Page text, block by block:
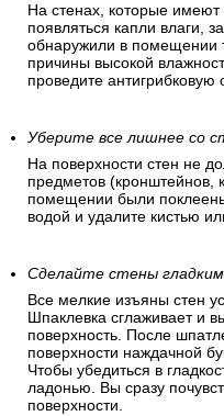
На стенах, которые имеют
появляться капли влаги,
обнаружили в помещении
причины высокой
проведите антигрибковую
Уберите все лишнее со
На поверхности стен не
предметов (кронштейнов,
помещении были
водой и удалите кистью
Сделайте стены
Все мелкие изъяны стен
Шпаклевка сглаживает и
поверхность. После
поверхности наждачной
Чтобы убедиться в
ладонью. Вы сразу
поверхности.